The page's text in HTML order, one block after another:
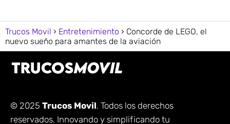
Trucos Movil Entretenimiento
Concorde de LEGO, el
nuevo sueño para amantes de la aviación
© 2025 Trucos Movil. Todos los derechos
reservados. Innovando y simplificando tu